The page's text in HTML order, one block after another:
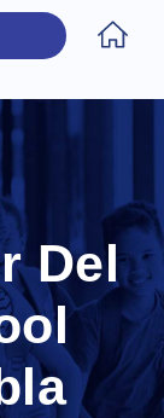
Del